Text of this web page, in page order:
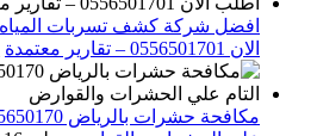
الان 0556501701‬‏ – تقارير معتمدة